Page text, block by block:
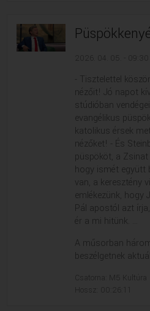
2026. 04. 05. - 09:30
- Tisztelettel
nézőit! Jó napot
stúdióban
evangélikus
katolikus érsek
nézőket! - És
püspököt, a
hogy ismét együtt
van, a keresztény
emlékezünk, hogy
Pál apostól azt
ér a mi hitünk. ...
A műsorban
beszélgetnek
Csatorna: M5 Kultúra
Hossz: 00:26:11